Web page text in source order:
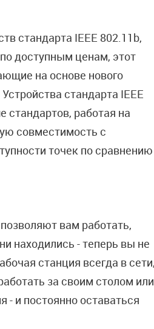
стандарта IEEE 802.11b,
доступным ценам, этот
на основе нового
стандарта IEEE
работая на
совместимость с
точек по
вам работать,
находились - теперь вы не
станция всегда в
за своим столом или
- и постоянно оставаться